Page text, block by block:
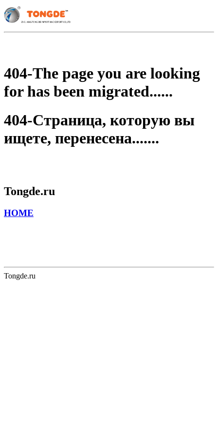
404-The page you are looking
for has been migrated......
404-Страница, которую вы
ищете, перенесена.......
Tongde.ru
HOME
Tongde.ru